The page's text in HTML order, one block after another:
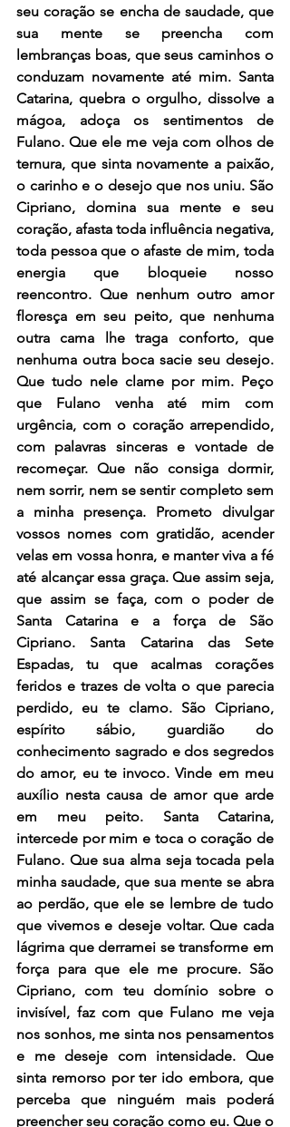
seu coração se encha de saudade, que
sua mente se preencha com
lembranças boas, que seus caminhos o
conduzam novamente até mim. Santa
Catarina, quebra o orgulho, dissolve a
mágoa, adoça os sentimentos de
Fulano. Que ele me veja com olhos de
ternura, que sinta novamente a paixão,
o carinho e o desejo que nos uniu. São
Cipriano, domina sua mente e seu
coração, afasta toda influência negativa,
toda pessoa que o afaste de mim, toda
energia que bloqueie nosso
reencontro. Que nenhum outro amor
floresça em seu peito, que nenhuma
outra cama lhe traga conforto, que
nenhuma outra boca sacie seu desejo.
Que tudo nele clame por mim. Peço
que Fulano venha até mim com
urgência, com o coração arrependido,
com palavras sinceras e vontade de
recomeçar. Que não consiga dormir,
nem sorrir, nem se sentir completo sem
a minha presença. Prometo divulgar
vossos nomes com gratidão, acender
velas em vossa honra, e manter viva a fé
até alcançar essa graça. Que assim seja,
que assim se faça, com o poder de
Santa Catarina e a força de São
Cipriano. Santa Catarina das Sete
Espadas, tu que acalmas corações
feridos e trazes de volta o que parecia
perdido, eu te clamo. São Cipriano,
espírito sábio, guardião do
conhecimento sagrado e dos segredos
do amor, eu te invoco. Vinde em meu
auxílio nesta causa de amor que arde
em meu peito. Santa Catarina,
intercede por mim e toca o coração de
Fulano. Que sua alma seja tocada pela
minha saudade, que sua mente se abra
ao perdão, que ele se lembre de tudo
que vivemos e deseje voltar. Que cada
lágrima que derramei se transforme em
força para que ele me procure. São
Cipriano, com teu domínio sobre o
invisível, faz com que Fulano me veja
nos sonhos, me sinta nos pensamentos
e me deseje com intensidade. Que
sinta remorso por ter ido embora, que
perceba que ninguém mais poderá
preencher seu coração como eu. Que o